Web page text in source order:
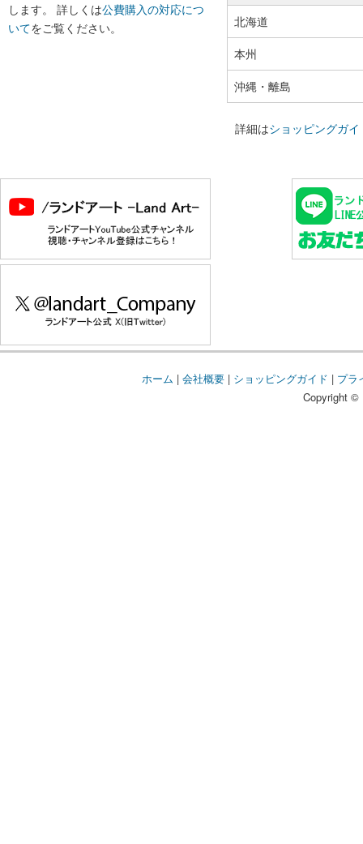
します。 詳しくは公費購入の対応につ
いてをご覧ください。
北海道
本州
沖縄・離島
詳細はショッピングガイ
ホーム | 会社概要| ショッピングガイド | プラ
Copyright ©